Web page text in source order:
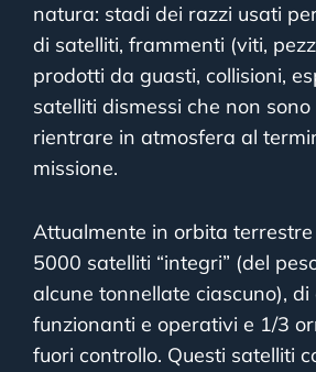
natura: stadi dei razzi usati
di satelliti, frammenti (viti,
prodotti da guasti, collisioni,
satelliti dismessi che non
rientrare in atmosfera al
missione.
Attualmente in orbita terrestre
5000 satelliti “integri” (del
alcune tonnellate ciascuno), di
funzionanti e operativi e 1/3
fuori controllo. Questi satelliti